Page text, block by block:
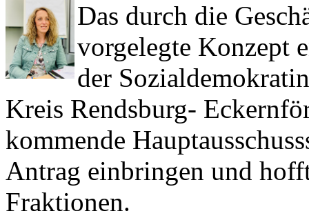
Das durch die
vorgelegte Konzept
der
Kreis Rendsburg-
kommende
Antrag einbringen und
Fraktionen.